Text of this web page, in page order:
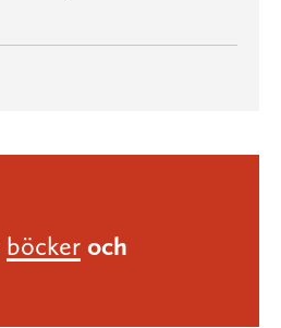
böcker och